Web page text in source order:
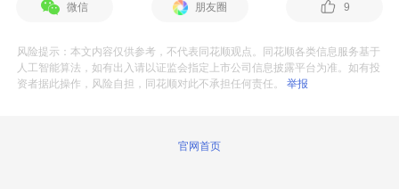
微信 朋友圈 9
风险提示：本文内容仅供参考，不代表同花顺观点。同花顺各类信息服务基于
人工智能算法，如有出入请以证监会指定上市公司信息披露平台为准。如有投
资者据此操作，风险自担，同花顺对此不承担任何责任。举报
官网首页